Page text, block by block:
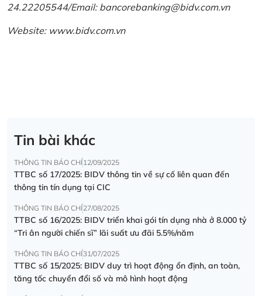
24.22205544/Email: bancorebanking@bidv.com.vn
Website: www.bidv.com.vn
Tin bài khác
THÔNG TIN BÁO CHÍ12/09/2025
TTBC số 17/2025: BIDV thông tin về sự cố liên quan đến
thông tin tín dụng tại CIC
THÔNG TIN BÁO CHÍ27/08/2025
TTBC số 16/2025: BIDV triển khai gói tín dụng nhà ở 8.000 tỷ
“Tri ân người chiến sĩ” lãi suất ưu đãi 5.5%/năm
THÔNG TIN BÁO CHÍ31/07/2025
TTBC số 15/2025: BIDV duy trì hoạt động ổn định, an toàn,
tăng tốc chuyển đổi số và mô hình hoạt động